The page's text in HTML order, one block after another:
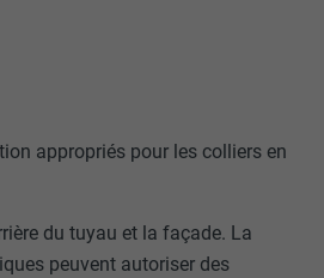
appropriés pour les colliers en
du tuyau et la façade. La
peuvent autoriser des